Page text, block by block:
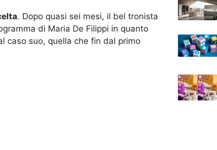
. Dopo quasi sei mesi, il bel tronista
di Maria De Filippi in quanto
caso suo, quella che fin dal primo